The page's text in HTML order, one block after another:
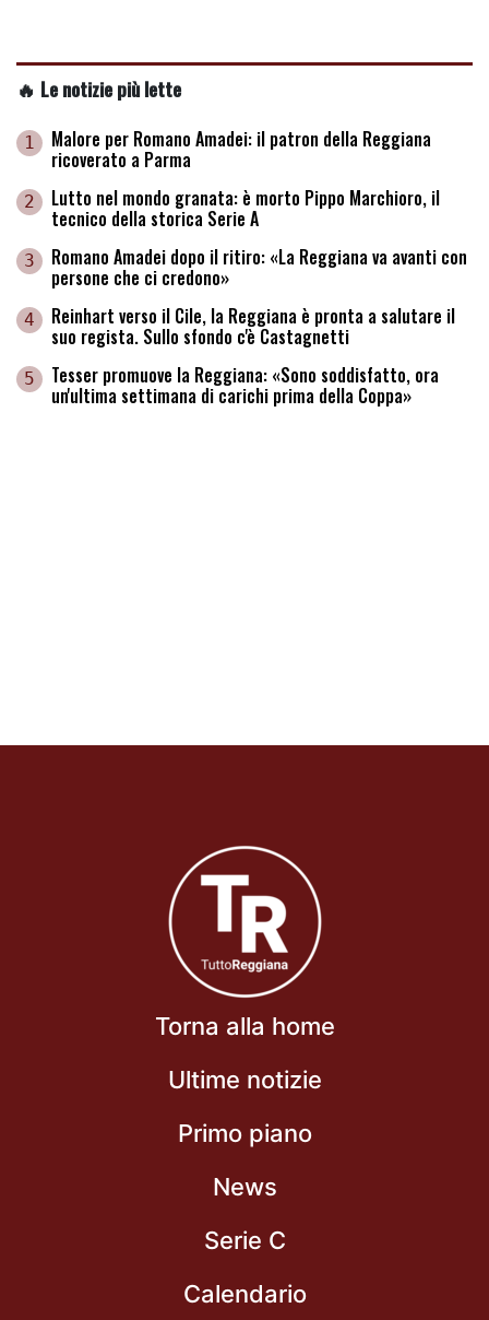
🔥 Le notizie più lette
1 Malore per Romano Amadei: il patron della Reggiana
ricoverato a Parma
2 Lutto nel mondo granata: è morto Pippo Marchioro, il
tecnico della storica Serie A
3 Romano Amadei dopo il ritiro: «La Reggiana va avanti con
persone che ci credono»
4 Reinhart verso il Cile, la Reggiana è pronta a salutare il
suo regista. Sullo sfondo c'è Castagnetti
5 Tesser promuove la Reggiana: «Sono soddisfatto, ora
un'ultima settimana di carichi prima della Coppa»
Torna alla home
Ultime notizie
Primo piano
News
Serie C
Calendario